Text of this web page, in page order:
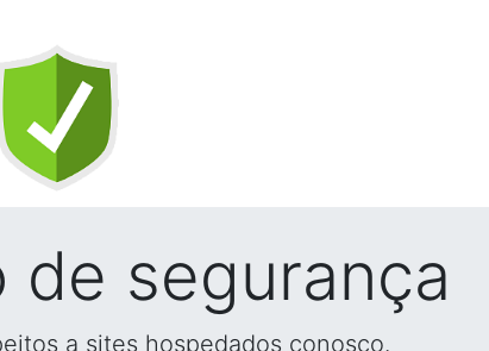
de segurança
a sites hospedados conosco.